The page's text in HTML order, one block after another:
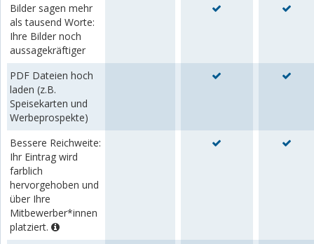
Bilder sagen mehr
als tausend Worte:
Ihre Bilder noch
aussagekräftiger
PDF Dateien hoch
laden (z.B.
Speisekarten und
Werbeprospekte)
Bessere Reichweite:
Ihr Eintrag wird
farblich
hervorgehoben und
über Ihre
Mitbewerber*innen
platziert.